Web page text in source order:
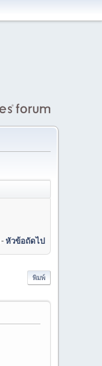
-หัวข้อถัดไป
พิมพ์